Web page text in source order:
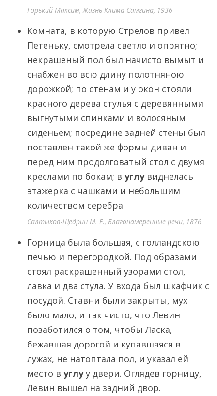
Горький Максим, Жизнь Клима Самгина, 1936
Комната, в которую Стрелов привел
Петеньку, смотрела светло и опрятно;
некрашеный пол был начисто вымыт и
снабжен во всю длину полотняною
дорожкой; по стенам и у окон стояли
красного дерева стулья с деревянными
выгнутыми спинками и волосяным
сиденьем; посредине задней стены был
поставлен такой же формы диван и
перед ним продолговатый стол с двумя
креслами по бокам; в углувиднелась
этажерка с чашками и небольшим
количеством серебра.
Салтыков-Щедрин М. Е., Благонамеренные речи, 1876
Горница была большая, с голландскою
печью и перегородкой. Под образами
стоял раскрашенный узорами стол,
лавка и два стула. У входа был шкафчик с
посудой. Ставни были закрыты, мух
было мало, и так чисто, что Левин
позаботился о том, чтобы Ласка,
бежавшая дорогой и купавшаяся в
лужах, не натоптала пол, и указал ей
место в углуу двери. Оглядев горницу,
Левин вышел на задний двор.